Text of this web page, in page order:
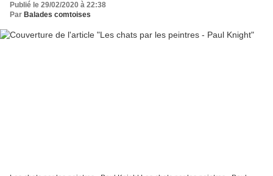
Publié le 29/02/2020 à 22:38
Par Balades comtoises